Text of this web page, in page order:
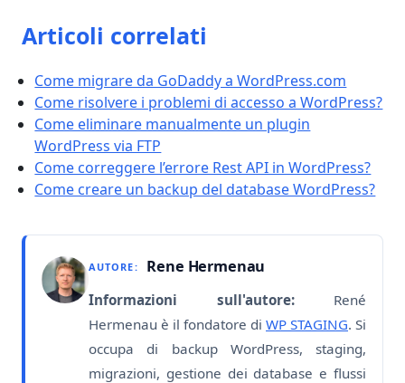
Articoli correlati
Come migrare da GoDaddy a WordPress.com
Come risolvere i problemi di accesso a WordPress?
Come eliminare manualmente un plugin
WordPress via FTP
Come correggere l’errore Rest API in WordPress?
Come creare un backup del database WordPress?
AUTORE: Rene Hermenau
Informazioni sull'autore:René
Hermenau è il fondatore di WP STAGING. Si
occupa di backup WordPress, staging,
migrazioni, gestione dei database e flussi